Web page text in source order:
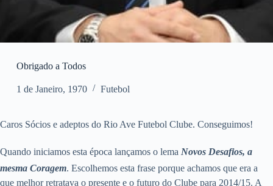
Obrigado a Todos
1 de Janeiro, 1970 Futebol
Caros Sócios e adeptos do Rio Ave Futebol Clube. Conseguimos!
Quando iniciamos esta época lançamos o lema Novos Desafios, a
mesma Coragem. Escolhemos esta frase porque achamos que era a
que melhor retratava o presente e o futuro do Clube para 2014/15. A